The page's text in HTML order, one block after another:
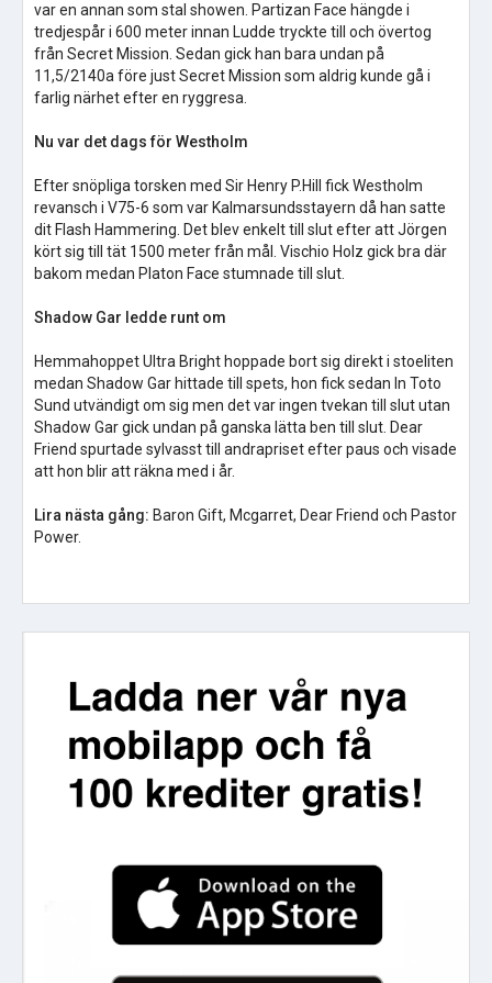
var en annan som stal showen. Partizan Face hängde i
tredjespår i 600 meter innan Ludde tryckte till och övertog
från Secret Mission. Sedan gick han bara undan på
11,5/2140a före just Secret Mission som aldrig kunde gå i
farlig närhet efter en ryggresa.
Nu var det dags för Westholm
Efter snöpliga torsken med Sir Henry P.Hill fick Westholm
revansch i V75-6 som var Kalmarsundsstayern då han satte
dit Flash Hammering. Det blev enkelt till slut efter att Jörgen
kört sig till tät 1500 meter från mål. Vischio Holz gick bra där
bakom medan Platon Face stumnade till slut.
Shadow Gar ledde runt om
Hemmahoppet Ultra Bright hoppade bort sig direkt i stoeliten
medan Shadow Gar hittade till spets, hon fick sedan In Toto
Sund utvändigt om sig men det var ingen tvekan till slut utan
Shadow Gar gick undan på ganska lätta ben till slut. Dear
Friend spurtade sylvasst till andrapriset efter paus och visade
att hon blir att räkna med i år.
Lira nästa gång: Baron Gift, Mcgarret, Dear Friend och Pastor
Power.